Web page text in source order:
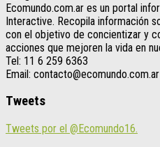
Ecomundo.com.ar es un portal
Interactive. Recopila información
con el objetivo de concientizar y
acciones que mejoren la vida en
Tel: 11 6 259 6363
Email: contacto@ecomundo.com.ar
Tweets
Tweets por el @Ecomundo16.